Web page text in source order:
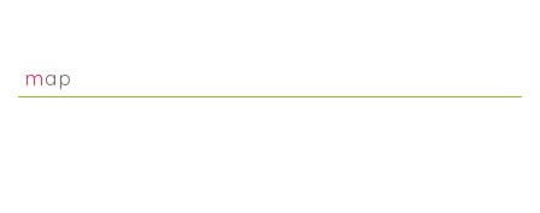
map